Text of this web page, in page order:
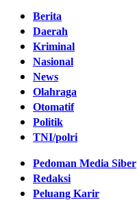
Berita
Daerah
Kriminal
Nasional
News
Olahraga
Otomatif
Politik
TNI/polri
Pedoman Media Siber
Redaksi
Peluang Karir